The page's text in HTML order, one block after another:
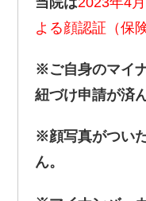
よる顔認証（保険
※ご自身のマイ
紐づけ申請が済
※顔写真がつい
ん。